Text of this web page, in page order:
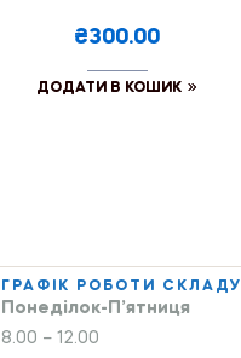
₴300.00
ДОДАТИ В КОШИК
ГРАФІК РОБОТИ СКЛАДУ
Понеділок-П’ятниця
8.00 – 12.00